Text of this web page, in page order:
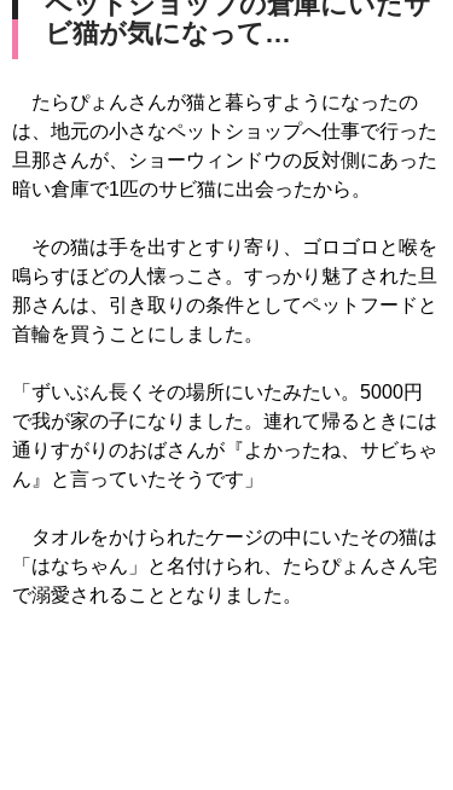
ビ猫が気になって…
たらぴょんさんが猫と暮らすようになったの
は、地元の小さなペットショップへ仕事で行った
旦那さんが、ショーウィンドウの反対側にあった
暗い倉庫で1匹のサビ猫に出会ったから。
その猫は手を出すとすり寄り、ゴロゴロと喉を
鳴らすほどの人懐っこさ。すっかり魅了された旦
那さんは、引き取りの条件としてペットフードと
首輪を買うことにしました。
「ずいぶん長くその場所にいたみたい。5000円
で我が家の子になりました。連れて帰るときには
通りすがりのおばさんが『よかったね、サビちゃ
ん』と言っていたそうです」
タオルをかけられたケージの中にいたその猫は
「はなちゃん」と名付けられ、たらぴょんさん宅
で溺愛されることとなりました。